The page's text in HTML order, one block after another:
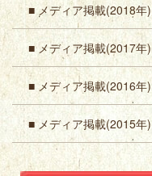
■ メディア掲載(2018年)
■ メディア掲載(2017年)
■ メディア掲載(2016年)
■ メディア掲載(2015年)